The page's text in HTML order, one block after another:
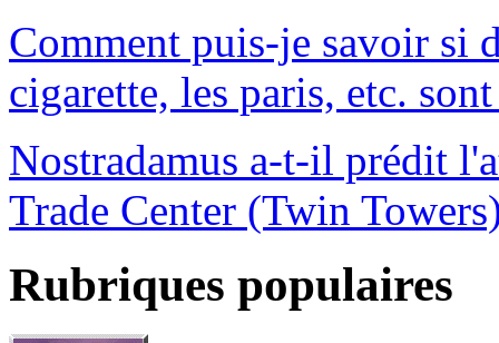
Comment puis-je savoir si
cigarette, les paris, etc.
Nostradamus a-t-il prédit
Trade Center (Twin
Rubriques populaires